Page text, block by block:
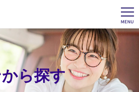
ら探す